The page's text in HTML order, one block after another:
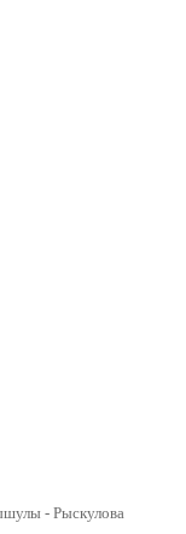
- Рыскулова